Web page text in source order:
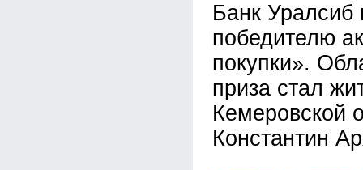
Банк Уралсиб
победителю
покупки».
приза стал
Кемеровской
Константин